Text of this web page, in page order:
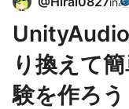
り換えて
験を作ろ